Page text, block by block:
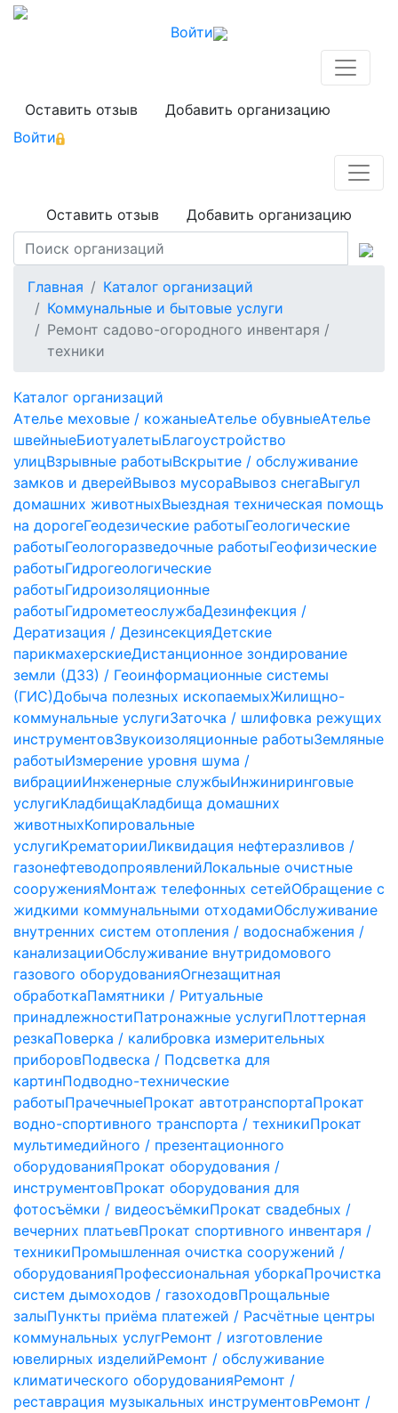
Войти
Оставить отзыв
Добавить организацию
Войти
Оставить отзыв Добавить организацию
Главная
Каталог организаций
Коммунальные и бытовые услуги
Ремонт садово-огородного инвентаря /
техники
Каталог организаций
Ателье меховые / кожаныеАтелье обувныеАтелье
швейныеБиотуалетыБлагоустройство
улицВзрывные работыВскрытие / обслуживание
замков и дверейВывоз мусораВывоз снегаВыгул
домашних животныхВыездная техническая помощь
на дорогеГеодезические работыГеологические
работыГеологоразведочные работыГеофизические
работыГидрогеологические
работыГидроизоляционные
работыГидрометеослужбаДезинфекция /
Дератизация / ДезинсекцияДетские
парикмахерскиеДистанционное зондирование
земли (ДЗЗ) / Геоинформационные системы
(ГИС)Добыча полезных ископаемыхЖилищно-
коммунальные услугиЗаточка / шлифовка режущих
инструментовЗвукоизоляционные работыЗемляные
работыИзмерение уровня шума /
вибрацииИнженерные службыИнжиниринговые
услугиКладбищаКладбища домашних
животныхКопировальные
услугиКрематорииЛиквидация нефтеразливов /
газонефтеводопроявленийЛокальные очистные
сооруженияМонтаж телефонных сетейОбращение с
жидкими коммунальными отходамиОбслуживание
внутренних систем отопления / водоснабжения /
канализацииОбслуживание внутридомового
газового оборудованияОгнезащитная
обработкаПамятники / Ритуальные
принадлежностиПатронажные услугиПлоттерная
резкаПоверка / калибровка измерительных
приборовПодвеска / Подсветка для
картинПодводно-технические
работыПрачечныеПрокат автотранспортаПрокат
водно-спортивного транспорта / техникиПрокат
мультимедийного / презентационного
оборудованияПрокат оборудования /
инструментовПрокат оборудования для
фотосъёмки / видеосъёмкиПрокат свадебных /
вечерних платьевПрокат спортивного инвентаря /
техникиПромышленная очистка сооружений /
оборудованияПрофессиональная уборкаПрочистка
систем дымоходов / газоходовПрощальные
залыПункты приёма платежей / Расчётные центры
коммунальных услугРемонт / изготовление
ювелирных изделийРемонт / обслуживание
климатического оборудованияРемонт /
реставрация музыкальных инструментовРемонт /